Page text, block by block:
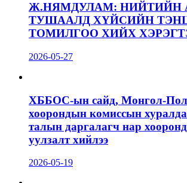
Ж.НЯМДУЛАМ: НИЙТИЙН
ТУШААЛД ХҮЙСИЙН
ТОМИЛГОО ХИЙХ
2026-05-27
ХББОС-ын сайд, Монгол-
хоорондын комиссын
талын даргалагч нар
уулзалт хийлээ
2026-05-19